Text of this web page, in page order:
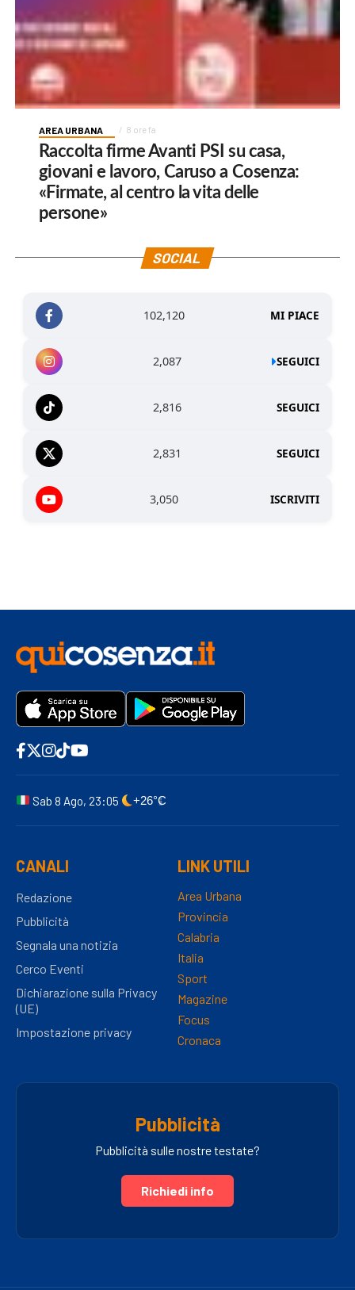
AREA URBANA 8 ore fa
Raccolta firme Avanti PSI su casa,
giovani e lavoro, Caruso a Cosenza:
«Firmate, al centro la vita delle
persone»
SOCIAL
102,120 MI PIACE
2,087 SEGUICI
2,816 SEGUICI
2,831 SEGUICI
3,050 ISCRIVITI
Sab 8 Ago, 23:05 +26°C
CANALI
Redazione
Pubblicità
Segnala una notizia
Cerco Eventi
Dichiarazione sulla Privacy
(UE)
Impostazione privacy
LINK UTILI
Area Urbana
Provincia
Calabria
Italia
Sport
Magazine
Focus
Cronaca
Pubblicità
Pubblicità sulle nostre testate?
Richiedi info